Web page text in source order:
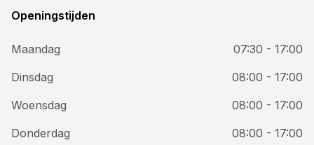
Openingstijden
Maandag
07:30 - 17:00
Dinsdag
08:00 - 17:00
Woensdag
08:00 - 17:00
Donderdag
08:00 - 17:00